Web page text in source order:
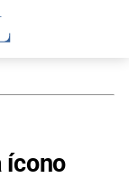
ícono